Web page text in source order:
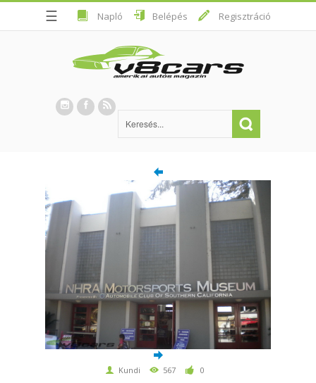
☰ Napló Belépés Regisztráció
Kundi 567 0